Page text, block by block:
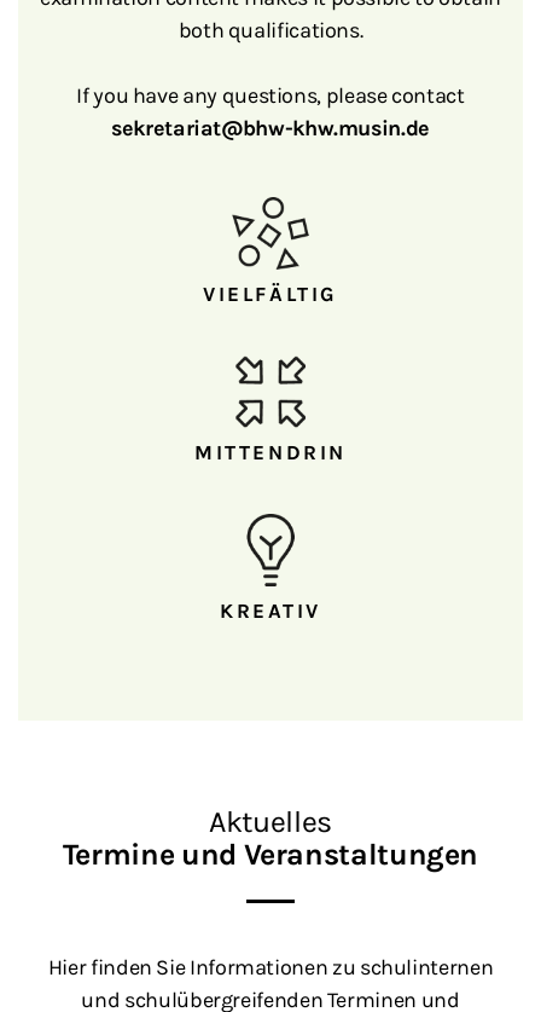
both qualifications.
If you have any questions, please contact
sekretariat@bhw-khw.musin.de
VIELFÄLTIG
MITTENDRIN
KREATIV
Aktuelles
Termine und Veranstaltungen
Hier finden Sie Informationen zu schulinternen
und schulübergreifenden Terminen und